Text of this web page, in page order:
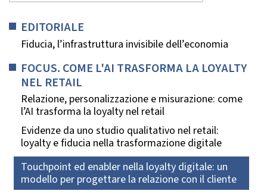
EDITORIALE
Fiducia, l’infrastruttura invisibile dell’economia
FOCUS. COME L'AI TRASFORMA LA LOYALTY
NEL RETAIL
Relazione, personalizzazione e misurazione: come
l’AI trasforma la loyalty nel retail
Evidenze da uno studio qualitativo nel retail:
loyalty e fiducia nella trasformazione digitale
Touchpoint ed enabler nella loyalty digitale: un
modello per progettare la relazione con il cliente